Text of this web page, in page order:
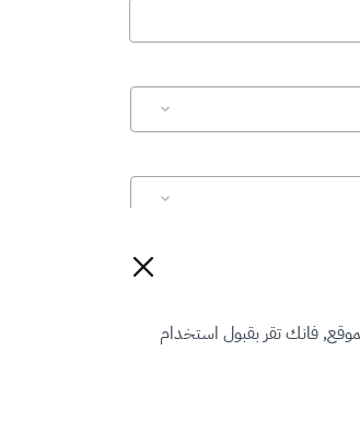
إعادة تعيين
فانك تقر بقبول استخدام